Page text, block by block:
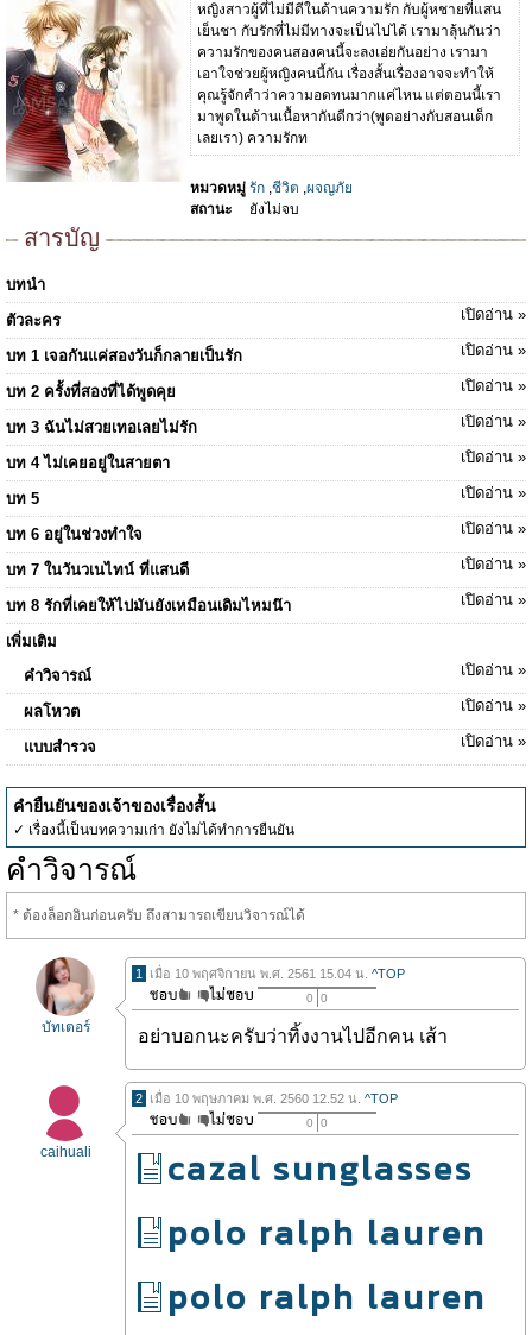
หญิงสาวผู้ที่ไม่มีดีในด้านความรัก กับผู้หชายที่แสน
เย็นชา กับรักที่ไม่มีทางจะเป็นไปได้ เรามาลุ้นกันว่า
ความรักของคนสองคนนี้จะลงเอ่ยกันอย่าง เรามา
เอาใจช่วยผู้หญิงคนนี้กัน เรื่องสั้นเรื่องอาจจะทำให้
คุณรู้จักคำว่าความอดทนมากแค่ไหน แต่ตอนนี้เรา
มาพูดในด้านเนื้อหากันดีกว่า(พูดอย่างกับสอนเด็ก
เลยเรา) ความรักท
หมวดหมู่ รัก ,ชีวิต ,ผจญภัย
สถานะ
ยังไม่จบ
สารบัญ
บทนำ
ตัวละคร
เปิดอ่าน »
บท 1 เจอกันแค่สองวันก็กลายเป็นรัก เปิดอ่าน »
บท 2 ครั้งที่สองที่ได้พูดคุย เปิดอ่าน »
บท 3 ฉันไม่สวยเทอเลยไม่รัก เปิดอ่าน »
บท 4 ไม่เคยอยู่ในสายตา เปิดอ่าน »
บท 5 เปิดอ่าน »
บท 6 อยู่ในช่วงทำใจ เปิดอ่าน »
บท 7 ในวันวเนไทน์ ที่แสนดี เปิดอ่าน »
บท 8 รักที่เคยให้ไปมันยังเหมือนเดิมไหมน๊า เปิดอ่าน »
เพิ่มเติม
คำวิจารณ์
เปิดอ่าน »
ผลโหวต เปิดอ่าน »
แบบสำรวจ เปิดอ่าน »
คำยืนยันของเจ้าของเรื่องสั้น
✓ เรื่องนี้เป็นบทความเก่า ยังไม่ได้ทำการยืนยัน
คำวิจารณ์
* ต้องล็อกอินก่อนครับ ถึงสามารถเขียนวิจารณ์ได้
บัทเตอร์
1 เมื่อ 10 พฤศจิกายน พ.ศ. 2561 15.04 น. ^TOP
0 0
อย่าบอกนะครับว่าทิ้งงานไปอีกคน เส้า
caihuali
2 เมื่อ 10 พฤษภาคม พ.ศ. 2560 12.52 น. ^TOP
0 0
cazal sunglasses
polo ralph lauren
polo ralph lauren